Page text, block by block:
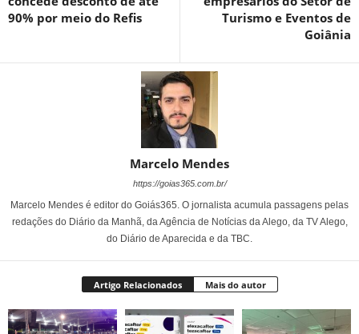
90% por meio do Refis
Turismo e Eventos de
Goiânia
Marcelo Mendes
https://goias365.com.br/
Marcelo Mendes é editor do Goiás365. O jornalista acumula passagens pelas
redações do Diário da Manhã, da Agência de Notícias da Alego, da TV Alego,
do Diário de Aparecida e da TBC.
Artigo Relacionados Mais do autor